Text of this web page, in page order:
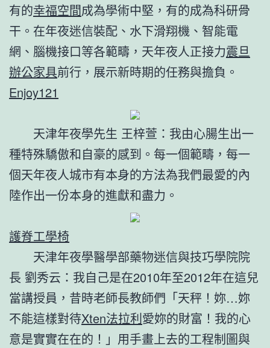
有的幸福空間成為學術中堅，有的成為科研骨
干。在年夜迷信裝配、水下滑翔機、智能電
網、腦機接口等各範疇，天年夜人正接力震旦
辦公家具前行，展示新時期的任務與擔負。
Enjoy121
天津年夜學先生 王梓萱：我由心腸生出一
種特殊驕傲和自豪的感到。每一個範疇，每一
個天年夜人城市有本身的方法為我們最愛的內
陸作出一份本身的進獻和盡力。
護脊工學椅
天津年夜學醫學部藥物迷信與技巧學院院
長 劉秀云：我自己是在2010年至2012年在這兒
當講授員，昔時老師長教師們「天秤！妳…妳
不能這樣對待Xten法拉利愛妳的財富！我的心
意是實實在在的！」用手畫上去的工程制圖與